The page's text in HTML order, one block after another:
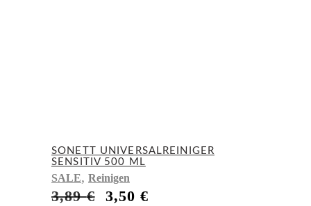
SONETT UNIVERSALREINIGER
SENSITIV 500 ML
SALE, Reinigen
3,89€
Ursprünglicher
3,50€